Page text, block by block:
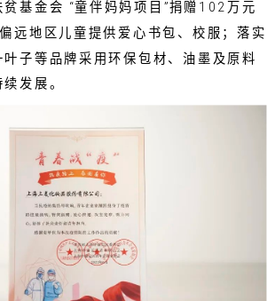
基金会 “童伴妈妈项目”捐赠102万元
远地区儿童提供爱心书包、校服；落实
子等品牌采用环保包材、油墨及原料
发展。